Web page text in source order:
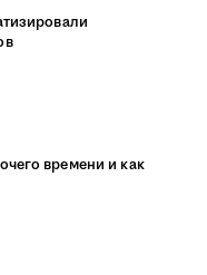
времени и как